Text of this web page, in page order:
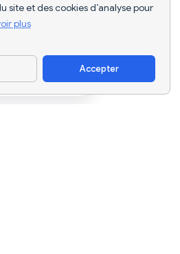
site et des cookies d’analyse pour
plus
Accepter
l'appli